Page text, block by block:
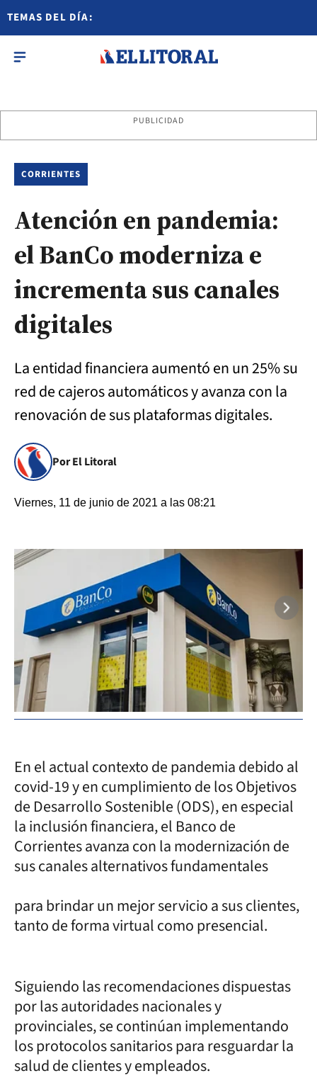
TEMAS DEL DÍA:
PUBLICIDAD
CORRIENTES
Atención en pandemia:
el BanCo moderniza e
incrementa sus canales
digitales
La entidad financiera aumentó en un 25% su
red de cajeros automáticos y avanza con la
renovación de sus plataformas digitales.
Por El Litoral
Viernes, 11 de junio de 2021 a las 08:21
En el actual contexto de pandemia debido al
covid-19 y en cumplimiento de los Objetivos
de Desarrollo Sostenible (ODS), en especial
la inclusión financiera, el Banco de
Corrientes avanza con la modernización de
sus canales alternativos fundamentales
para brindar un mejor servicio a sus clientes,
tanto de forma virtual como presencial.
Siguiendo las recomendaciones dispuestas
por las autoridades nacionales y
provinciales, se continúan implementando
los protocolos sanitarios para resguardar la
salud de clientes y empleados.